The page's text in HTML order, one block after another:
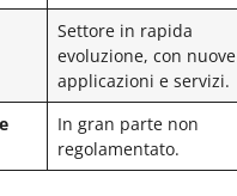
Settore in rapida
evoluzione, con nuove
applicazioni e servizi.
In gran parte non
regolamentato.